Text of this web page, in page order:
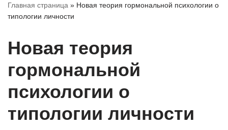
Главная страница » Новая теория гормональной психологии о
типологии личности
Новая теория
гормональной
психологии о
типологии личности